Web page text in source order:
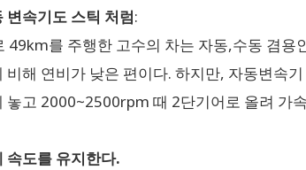
변속기도 스틱 처럼:
49km를 주행한 고수의 차는 자동,수동 겸용
비해 연비가 낮은 편이다. 하지만, 자동변속
놓고 2000~2500rpm 때 2단기어로 올려 가
속도를 유지한다.